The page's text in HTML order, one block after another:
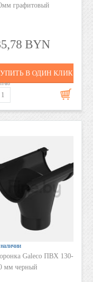
графитовый
BYN
во
В ОДИН КЛИК
Galeco ПВХ 130-
мм черный